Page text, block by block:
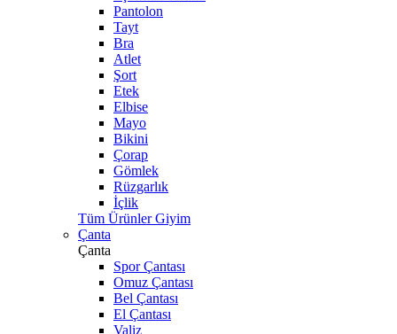
Pantolon
Tayt
Bra
Atlet
Şort
Etek
Elbise
Mayo
Bikini
Çorap
Gömlek
Rüzgarlık
İçlik
Tüm Ürünler Giyim
Çanta
Çanta
Spor Çantası
Omuz Çantası
Bel Çantası
El Çantası
Valiz